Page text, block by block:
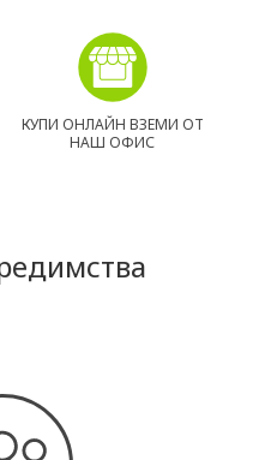
КУПИ ОНЛАЙН ВЗЕМИ ОТ
НАШ ОФИС